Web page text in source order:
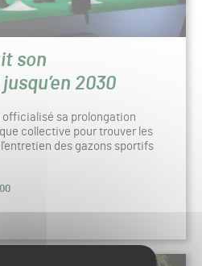
son
2030
officialisé sa prolongation
collective pour trouver les
des gazons sportifs